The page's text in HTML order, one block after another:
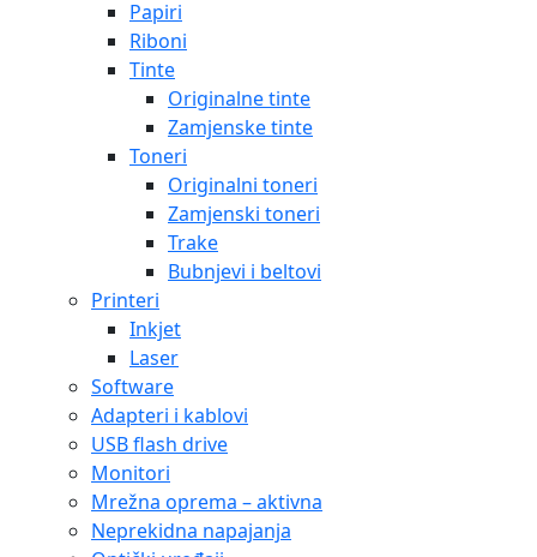
Papiri
Riboni
Tinte
Originalne tinte
Zamjenske tinte
Toneri
Originalni toneri
Zamjenski toneri
Trake
Bubnjevi i beltovi
Printeri
Inkjet
Laser
Software
Adapteri i kablovi
USB flash drive
Monitori
Mrežna oprema – aktivna
Neprekidna napajanja